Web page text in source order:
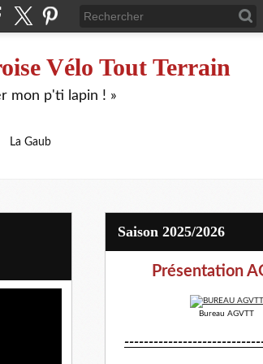
Vélo Tout Terrain
mon p'ti lapin ! »
La Gaub
Saison 2025/2026
Présentation
Bureau AGVTT